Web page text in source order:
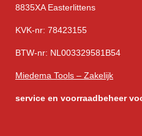
8835XA Easterlittens
KVK-nr: 78423155
BTW-nr: NL003329581B54
Miedema Tools – Zakelijk
service en voorraadbeheer